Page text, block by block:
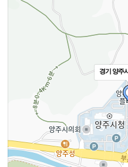
경기 양주